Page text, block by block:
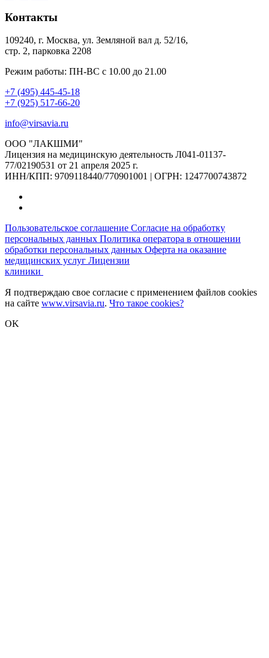
Контакты
109240, г. Москва, ул. Земляной вал д. 52/16,
стр. 2, парковка 2208
Режим работы: ПН-ВС с 10.00 до 21.00
+7 (495) 445-45-18
+7 (925) 517-66-20
info@virsavia.ru
ООО "ЛАКШМИ"
Лицензия на медицинскую деятельность Л041-01137-
77/02190531 от 21 апреля 2025 г.
ИНН/КПП: 9709118440/770901001 | ОГРН: 1247700743872
Пользовательское соглашение Согласие на обработку
персональных данных Политика оператора в отношении
обработки персональных данных Оферта на оказание
медицинских услуг Лицензии
клиники
Я подтверждаю свое согласие с применением файлов cookies
на сайте www.virsavia.ru. Что такое cookies?
OK